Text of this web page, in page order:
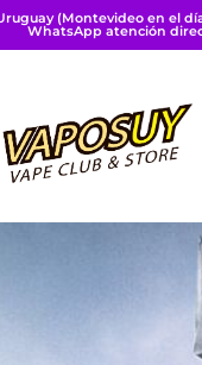
(Montevideo en el
WhatsApp atención